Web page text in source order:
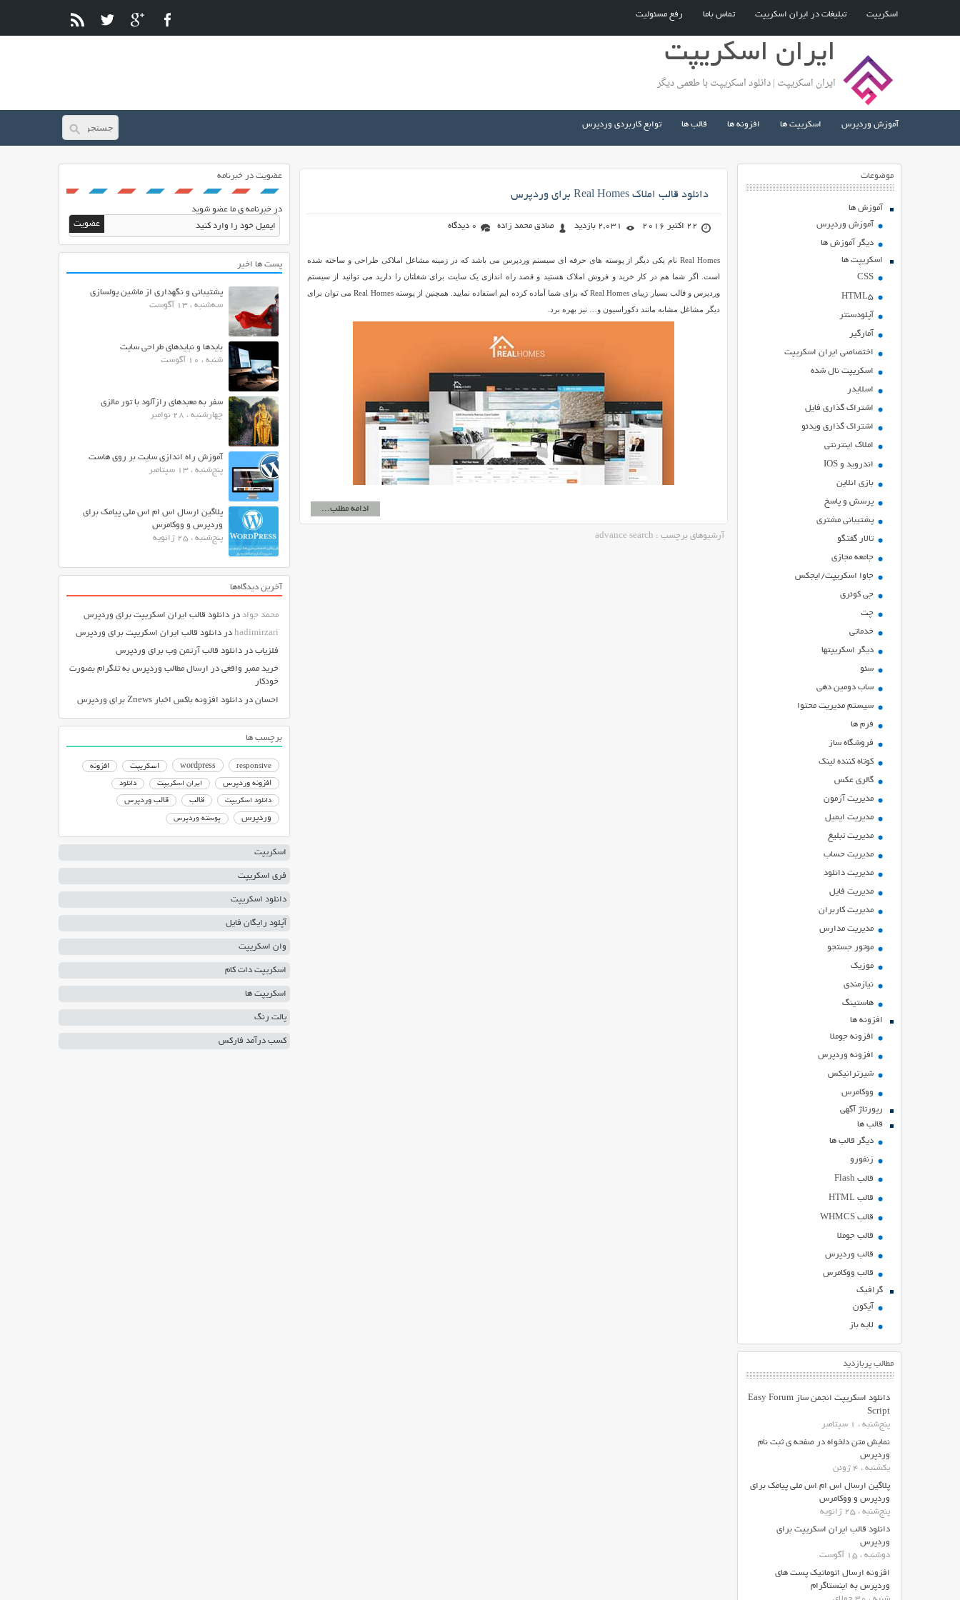
اسکریپت تبلیغات در ایران اسکریپت تماس باما رفع مسئولیت
ایران اسکریپت
ایران اسکریپت | دانلود اسکریپت با طعمی دیگر
آموزش وردپرس اسکریپت ها افزونه ها قالب ها توابع کاربردی وردپرس
موضوعات
آموزش ها
آموزش وردپرس
دیگر آموزش ها
اسکریپت ها
CSS
HTML5
آپلودسنتر
آمارگیر
اختصاصی ایران اسکریپت
اسکریپت نال شده
اسلایدر
اشتراك گذاري فايل
اشتراک گذاری ویدئو
املاک اینترنتی
اندروید و IOS
بازي انلاين
پرسش و پاسخ
پشتیبانی مشتری
تالار گفتگو
جامعه مجازی
جاوا اسکریپت/ایجکس
جی کوئری
چت
خدماتی
ديگر اسكريپتها
سئو
ساب دومین دهی
سیستم مدیریت محتوا
فرم ها
فروشگاه ساز
کوتاه کننده لینک
گالری عکس
مدیریت آزمون
مدیریت ایمیل
مدیریت تبلیغ
مدیریت حساب
مدیریت دانلود
مدیریت فایل
مدیریت کاربران
مدیریت مدارس
موتور جستجو
موزیک
نیازمندی
هاستينگ
افزونه ها
افزونه جوملا
افزونه وردپرس
شیرترانیکس
ووکامرس
رپورتاژ آگهی
قالب ها
دیگر قالب ها
زنفورو
قالب Flash
قالب HTML
قالب WHMCS
قالب جوملا
قالب وردپرس
قالب ووکامرس
گرافیک
آیکون
لایه باز
مطالب پربازدید
دانلود اسکریپت انجمن ساز Easy Forum
Script
پنج‌شنبه ، 1 سپتامبر
نمایش متن دلخواه در صفحه ی ثبت نام
وردپرس
یکشنبه ، 4 ژوئن
پلاگین ارسال اس ام اس ملی پیامک برای
وردپرس و ووکامرس
پنج‌شنبه ، 25 ژانویه
دانلود قالب ایران اسکریپت برای
وردپرس
دوشنبه ، 15 آگوست
افزونه ارسال اتوماتیک پست های
وردپرس به اینستاگرام
دانلود قالب املاک Real Homes برای وردپرس
22 اکتبر 2016 2,031 بازدید صادق محمد زاده 0 دیدگاه
Real Homes نام یکی دیگر از پوسته های حرفه ای سیستم وردپرس می باشد که در زمینه مشاغل املاکی طراحی و ساخته شده
است. اگر شما هم در کار خرید و فروش املاک هستید و قصد راه اندازی یک سایت برای شغلتان را دارید می توانید از سیستم
وردپرس و قالب بسیار زیبای Real Homes که برای شما آماده کرده ایم استفاده نمایید. همچنین از پوسته Real Homes می توان برای
دیگر مشاغل مشابه مانند دکوراسیون و… نیز بهره برد.
ادامه مطلب...
آرشیوهای برچسب : advance search
عضویت در خبرنامه
در خبرنامه ی ما عضو شوید
پست ها اخیر
پشتیبانی و نگهداری از ماشین پولسازی
سه‌شنبه ، 13 آگوست
بایدها و نبایدهای طراحی سایت
شنبه ، 10 آگوست
سفر به معبدهای رازآلود با تور مالزی
چهارشنبه ، 28 نوامبر
آموزش راه اندازی سایت بر روی هاست
پنج‌شنبه ، 13 سپتامبر
پلاگین ارسال اس ام اس ملی پیامک برای
وردپرس و ووکامرس
پنج‌شنبه ، 25 ژانویه
آخرین دیدگاه‌ها
محمد جواد در دانلود قالب ایران اسکریپت برای وردپرس
hadimirzari در دانلود قالب ایران اسکریپت برای وردپرس
فلزیاب در دانلود قالب آرتمن وب برای وردپرس
خرید ممبر واقعی در ارسال مطالب وردپرس به تلگرام بصورت
خودکار
احسان در دانلود افزونه باکس اخبار Znews برای وردپرس
برچسب ها
responsive
wordpress اسکریپت
افزونه
افزونه وردپرس
ایران اسکریپت دانلود
دانلود اسکریپت قالب قالب وردپرس
وردپرس پوسته وردپرس
اسکریپت
فری اسکریپت
دانلود اسکریپت
آپلود رایگان فایل
وان اسکریپت
اسکریپت دات کام
اسکریپت ها
پالت رنگ
کسب درآمد فارکس